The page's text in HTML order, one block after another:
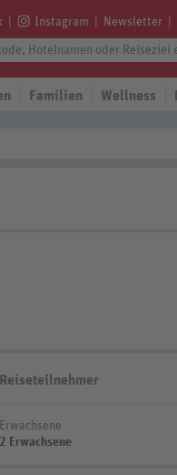
Instagram Newsletter
Familien Wellness
Reiseteilnehmer
Erwachsene
2 Erwachsene